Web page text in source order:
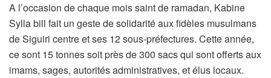
A l’occasion de chaque mois saint de ramadan, Kabine
Sylla bill fait un geste de solidarité aux fidèles musulmans
de Siguiri centre et ses 12 sous-préfectures. Cette année,
ce sont 15 tonnes soit près de 300 sacs qui sont offerts aux
imams, sages, autorités administratives, et élus locaux.